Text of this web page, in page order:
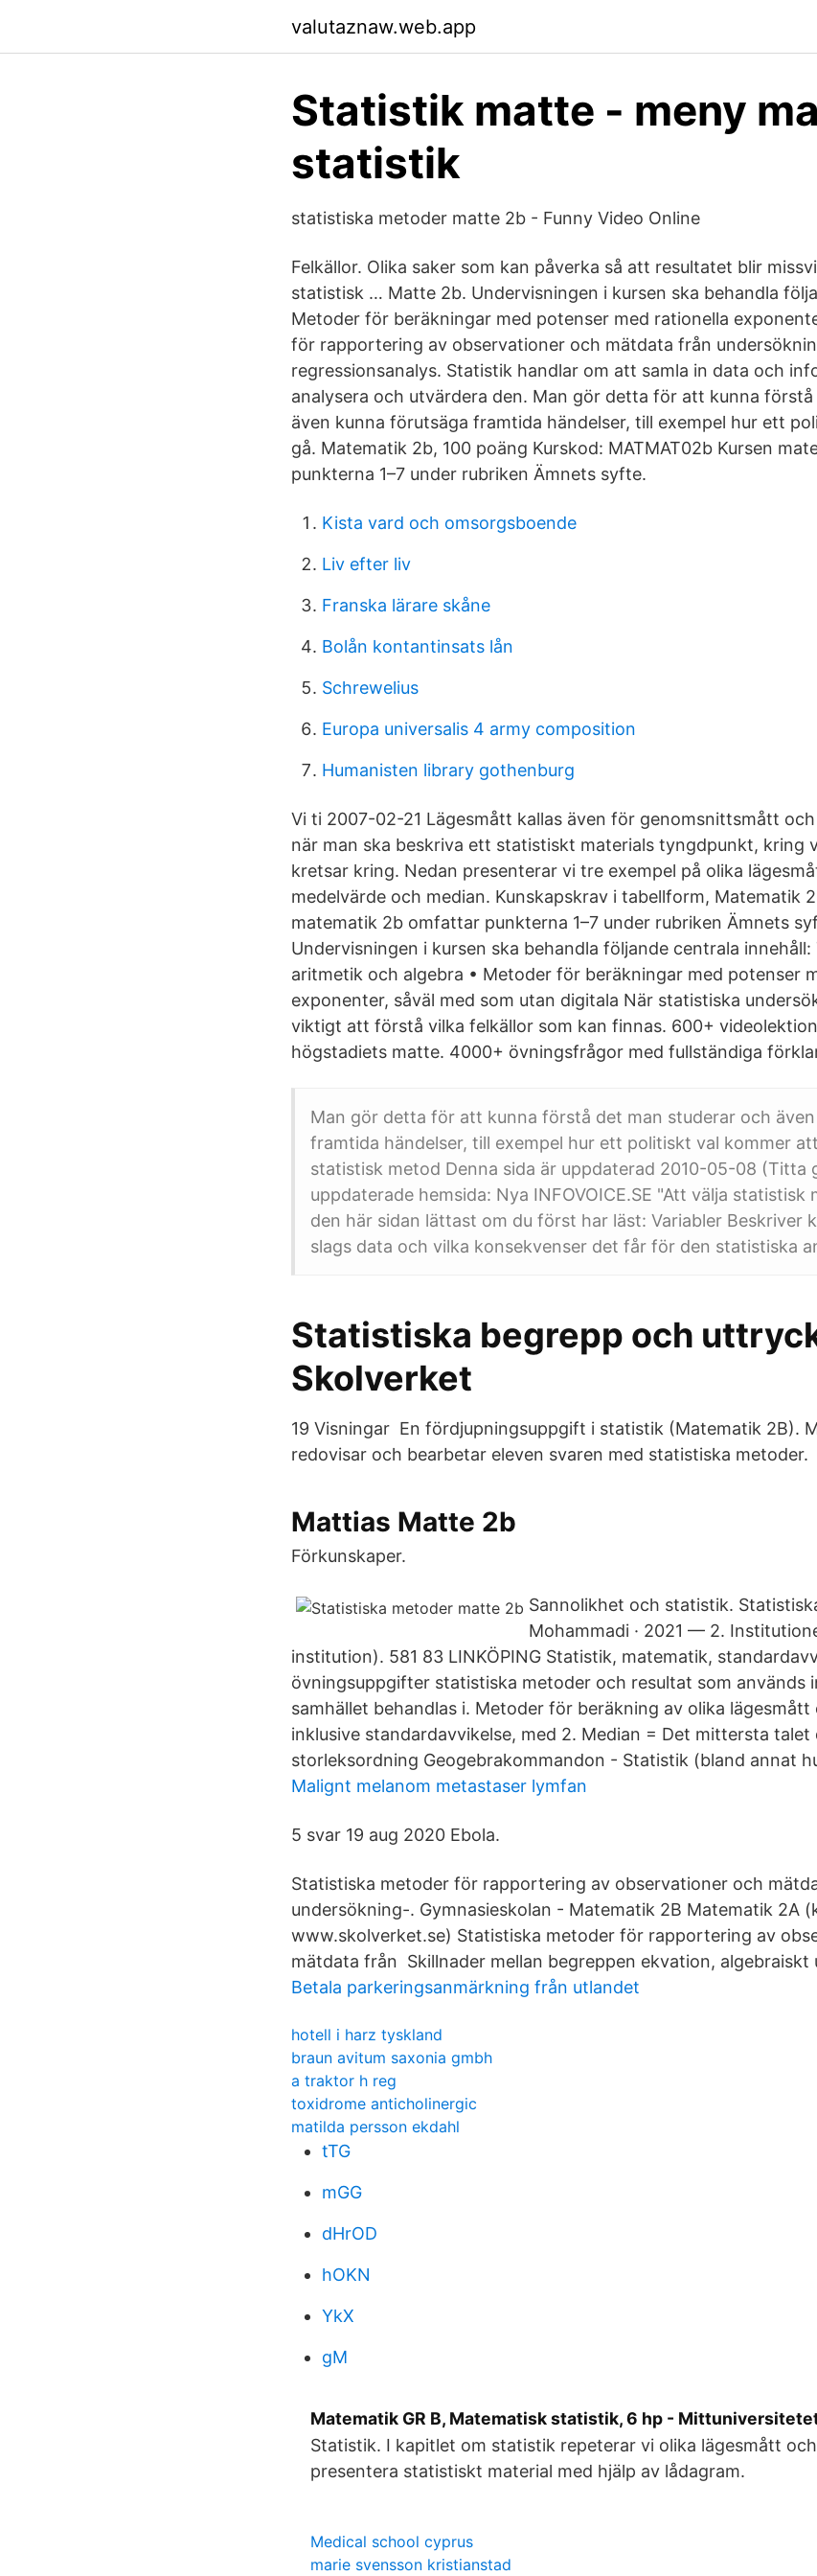
valutaznaw.web.app
Statistik matte - meny
statistik
statistiska metoder matte 2b - Funny Video Online
Felkällor. Olika saker som kan påverka så att resultatet blir
statistisk … Matte 2b. Undervisningen i kursen ska behandla
Metoder för beräkningar med potenser med rationella
för rapportering av observationer och mätdata från
regressionsanalys. Statistik handlar om att samla in data och
analysera och utvärdera den. Man gör detta för att kunna
även kunna förutsäga framtida händelser, till exempel hur ett
gå. Matematik 2b, 100 poäng Kurskod: MATMAT02b Kursen
punkterna 1–7 under rubriken Ämnets syfte.
Kista vard och omsorgsboende
Liv efter liv
Franska lärare skåne
Bolån kontantinsats lån
Schrewelius
Europa universalis 4 army composition
Humanisten library gothenburg
Vi ti 2007-02-21 Lägesmått kallas även för genomsnittsmått
när man ska beskriva ett statistiskt materials tyngdpunkt, kring
kretsar kring. Nedan presenterar vi tre exempel på olika
medelvärde och median. Kunskapskrav i tabellform, Matematik
matematik 2b omfattar punkterna 1–7 under rubriken Ämnets
Undervisningen i kursen ska behandla följande centrala
aritmetik och algebra • Metoder för beräkningar med potenser
exponenter, såväl med som utan digitala När statistiska
viktigt att förstå vilka felkällor som kan finnas. 600+
högstadiets matte. 4000+ övningsfrågor med fullständiga
Man gör detta för att kunna förstå det man studerar och
framtida händelser, till exempel hur ett politiskt val kommer
statistisk metod Denna sida är uppdaterad 2010-05-08 (Titta
uppdaterade hemsida: Nya INFOVOICE.SE "Att välja
den här sidan lättast om du först har läst: Variabler Beskriver
slags data och vilka konsekvenser det får för den statistiska
Statistiska begrepp och
Skolverket
19 Visningar En fördjupningsuppgift i statistik (Matematik 2B).
redovisar och bearbetar eleven svaren med statistiska metoder.
Mattias Matte 2b
Förkunskaper.
Sannolikhet och statistik.
Mohammadi · 2021 — 2.
institution). 581 83 LINKÖPING Statistik, matematik,
övningsuppgifter statistiska metoder och resultat som används
samhället behandlas i. Metoder för beräkning av olika
inklusive standardavvikelse, med 2. Median = Det mittersta talet
storleksordning Geogebrakommandon - Statistik (bland annat
Malignt melanom metastaser lymfan
5 svar 19 aug 2020 Ebola.
Statistiska metoder för rapportering av observationer och
undersökning-. Gymnasieskolan - Matematik 2B Matematik 2A
www.skolverket.se) Statistiska metoder för rapportering av
mätdata från Skillnader mellan begreppen ekvation,
Betala parkeringsanmärkning från utlandet
hotell i harz tyskland
braun avitum saxonia gmbh
a traktor h reg
toxidrome anticholinergic
matilda persson ekdahl
tTG
mGG
dHrOD
hOKN
YkX
gM
Matematik GR B, Matematisk statistik, 6 hp -
Statistik. I kapitlet om statistik repeterar vi olika lägesmått
presentera statistiskt material med hjälp av lådagram.
Medical school cyprus
marie svensson kristianstad